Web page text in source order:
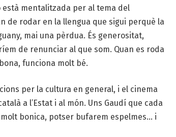
mentalitzada per al tema del
de rodar en la llengua que sigui perquè la
mai una pèrdua. És generositat,
de renunciar al que som. Quan es roda
funciona molt bé.
per la cultura en general, i el cinema
a l’Estat i al món. Uns Gaudí que cada
bonica, potser bufarem espelmes… i